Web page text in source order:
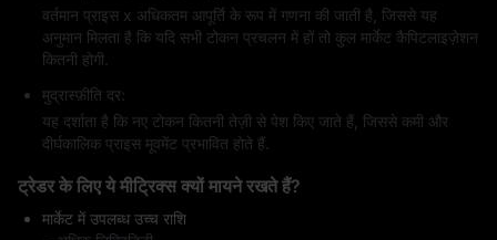
वर्तमान प्राइस x अधिकतम आपूर्ति के रूप में गणना की जाती है, जिससे यह
अनुमान मिलता है कि यदि सभी टोकन प्रचलन में हों तो कुल मार्केट कैपिटलाइज़ेशन
कितनी होगी.
मुद्रास्फ़ीति दर:
यह दर्शाता है कि नए टोकन कितनी तेज़ी से पेश किए जाते हैं, जिससे कमी और
दीर्घकालिक प्राइस मूवमेंट प्रभावित होते हैं.
ट्रेडर के लिए ये मीट्रिक्स क्यों मायने रखते हैं?
मार्केट में उपलब्ध उच्च राशि